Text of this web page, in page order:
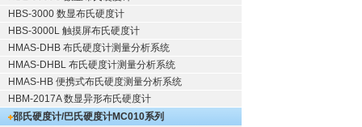
HBS-3000 数显布氏硬度计
HBS-3000L 触摸屏布氏硬度计
HMAS-DHB 布氏硬度计测量分析系统
HMAS-DHBL 布氏硬度计测量分析系统
HMAS-HB 便携式布氏硬度测量分析系统
HBM-2017A 数显异形布氏硬度计
邵氏硬度计/巴氏硬度计MC010系列